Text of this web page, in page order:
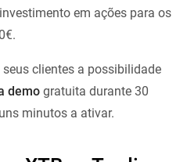
em ações para os
clientes a possibilidade
demo gratuita durante 30
minutos a ativar.